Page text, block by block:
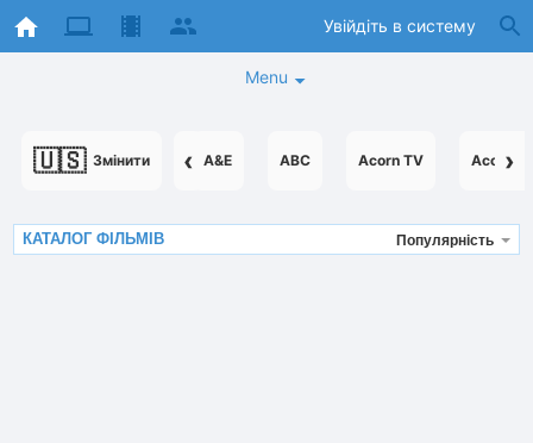
Увійдіть в систему
Menu
🇺🇸 Змінити ‹ ›
A&E ABC Acorn TV
КАТАЛОГ ФІЛЬМІВ Популярність